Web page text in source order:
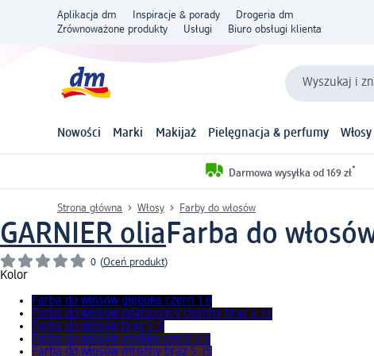
Aplikacja dm Inspiracje & porady
Drogeria dm
Zrównoważone produkty
Usługi Biuro obsługi klienta
Wyszukaj i
Nowości Marki Makijaż Pielęgnacja & perfumy Włosy
Darmowa wysyłka od 169 zł*
Strona główna Włosy Farby do włosów
GARNIER oliaFarba do
0 (Oceń produkt)
Kolor
Farba do włosów głęboka czerń 1.0
Farba do włosów opalizujący ciemny brąz 4.12
Farba do włosów brąz 5.0
Farba do włosów miękka czerń 3.0
Farba do włosów mroźny brąz 5.15